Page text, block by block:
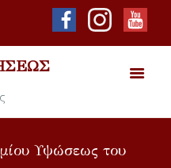
Υψώσεως του